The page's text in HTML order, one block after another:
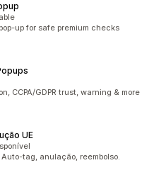
up for safe premium checks
CCPA/GDPR trust, warning & more
UE
tag, anulação, reembolso.